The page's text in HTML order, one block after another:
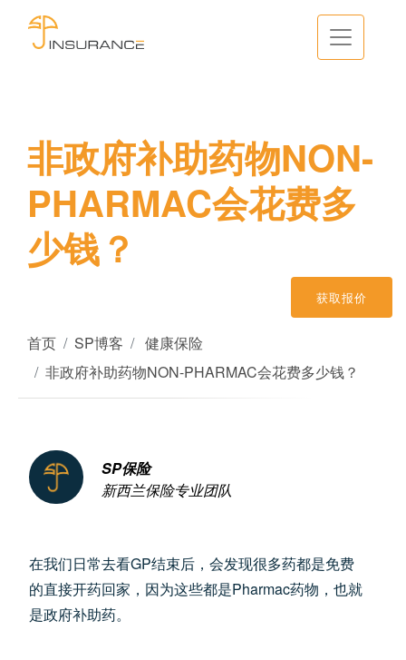
非政府补助药物NON-
PHARMAC会花费多
少钱？
获取报价
首页 SP博客
健康保险
非政府补助药物NON-PHARMAC会花费多少钱？
SP保险
新西兰保险专业团队
在我们日常去看GP结束后，会发现很多药都是免费
的直接开药回家，因为这些都是Pharmac药物，也就
是政府补助药。